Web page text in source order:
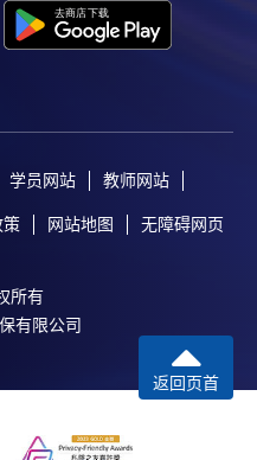
学员网站 教师网站
策 网站地图 无障碍网页
所有
有限公司
返回页首